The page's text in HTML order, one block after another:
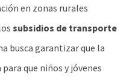
en zonas rurales
subsidios de transporte
busca garantizar que la
que niños y jóvenes